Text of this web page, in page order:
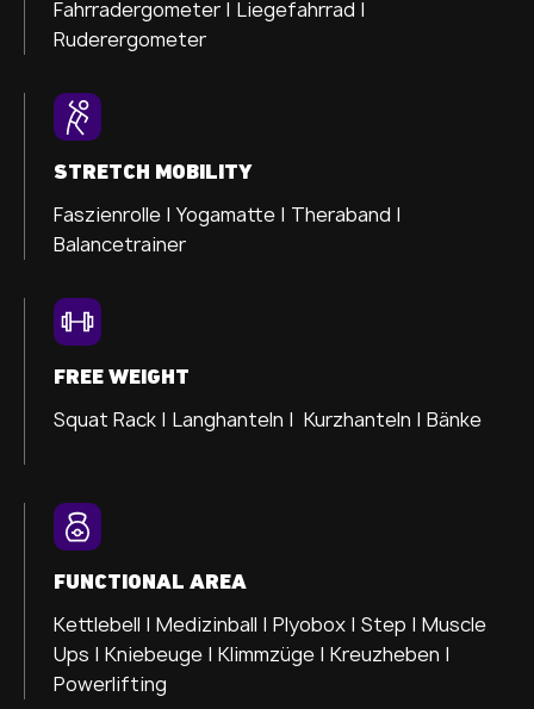
Fahrradergometer | Liegefahrrad |
Ruderergometer
STRETCH MOBILITY
Faszienrolle | Yogamatte | Theraband |
Balancetrainer
FREE WEIGHT
Squat Rack | Langhanteln | Kurzhanteln | Bänke
FUNCTIONAL AREA
Kettlebell | Medizinball | Plyobox | Step | Muscle
Ups | Kniebeuge | Klimmzüge | Kreuzheben |
Powerlifting